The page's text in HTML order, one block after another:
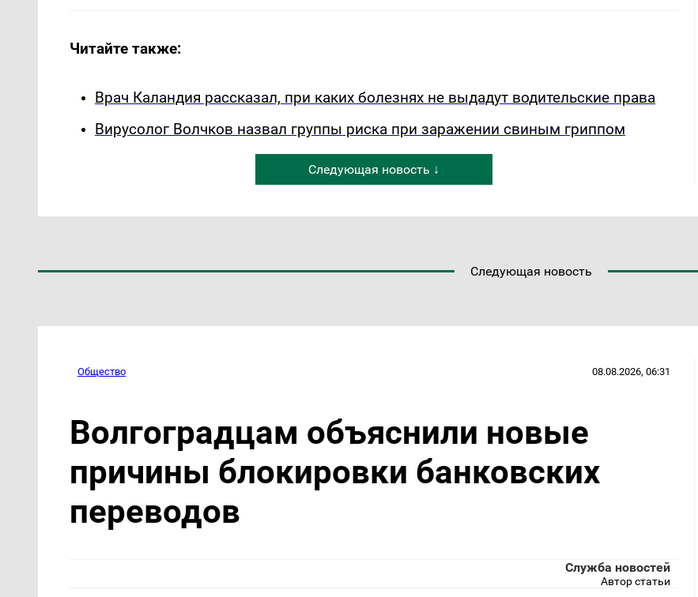
Читайте также:
Врач Каландия рассказал, при каких болезнях не выдадут водительские права
Вирусолог Волчков назвал группы риска при заражении свиным гриппом
Следующая новость ↓
Следующая новость
Общество 08.08.2026, 06:31
Волгоградцам объяснили новые
причины блокировки банковских
переводов
Служба новостей
Автор статьи